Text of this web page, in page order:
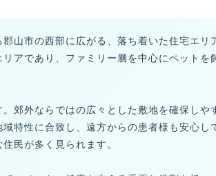
山市の西部に広がる、落ち着いた住宅エリ
アであり、ファミリー層を中心にペットを
郊外ならではの広々とした敷地を確保しや
特性に合致し、遠方からの患者様も安心し
民が多く見られます。